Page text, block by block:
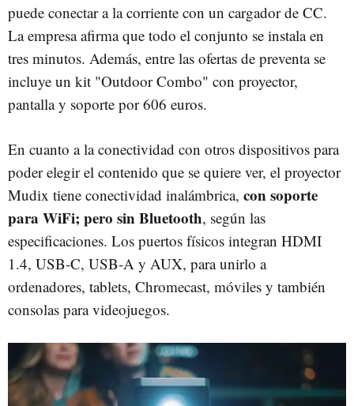
puede conectar a la corriente con un cargador de CC.
La empresa afirma que todo el conjunto se instala en
tres minutos. Además, entre las ofertas de preventa se
incluye un kit "Outdoor Combo" con proyector,
pantalla y soporte por 606 euros.
En cuanto a la conectividad con otros dispositivos para
poder elegir el contenido que se quiere ver, el proyector
Mudix tiene conectividad inalámbrica, con soporte
para WiFi; pero sin Bluetooth, según las
especificaciones. Los puertos físicos integran HDMI
1.4, USB-C, USB-A y AUX, para unirlo a
ordenadores, tablets, Chromecast, móviles y también
consolas para videojuegos.